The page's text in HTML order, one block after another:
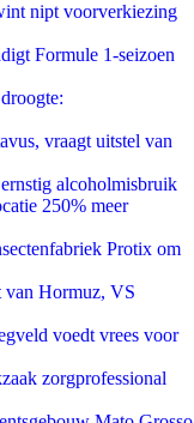
nipt voorverkiezing
Formule 1-seizoen
vraagt uitstel van
alcoholmisbruik
250% meer
Protix om
van Hormuz, VS
voedt vrees voor
zorgprofessional